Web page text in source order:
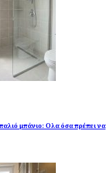
μπάνιο: Ολα όσα πρέπει να